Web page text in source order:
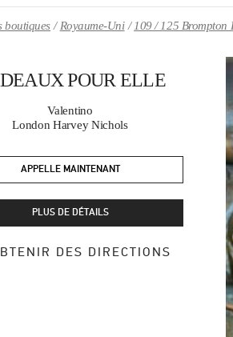
boutiques Royaume-Uni 109 / 125 Brompton
POUR ELLE
Valentino
London Harvey Nichols
APPELLE MAINTENANT
PLUS DE DÉTAILS
DES DIRECTIONS LINK